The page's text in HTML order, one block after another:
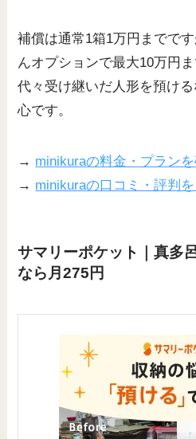
補償は通常1箱1万円までで
んオプションで最大10万円
代々受け継いだ人形を預け
心です。
→ minikuraの料金・プラン
→ minikuraの口コミ・評判
サマリーポケット｜真多
なら月275円